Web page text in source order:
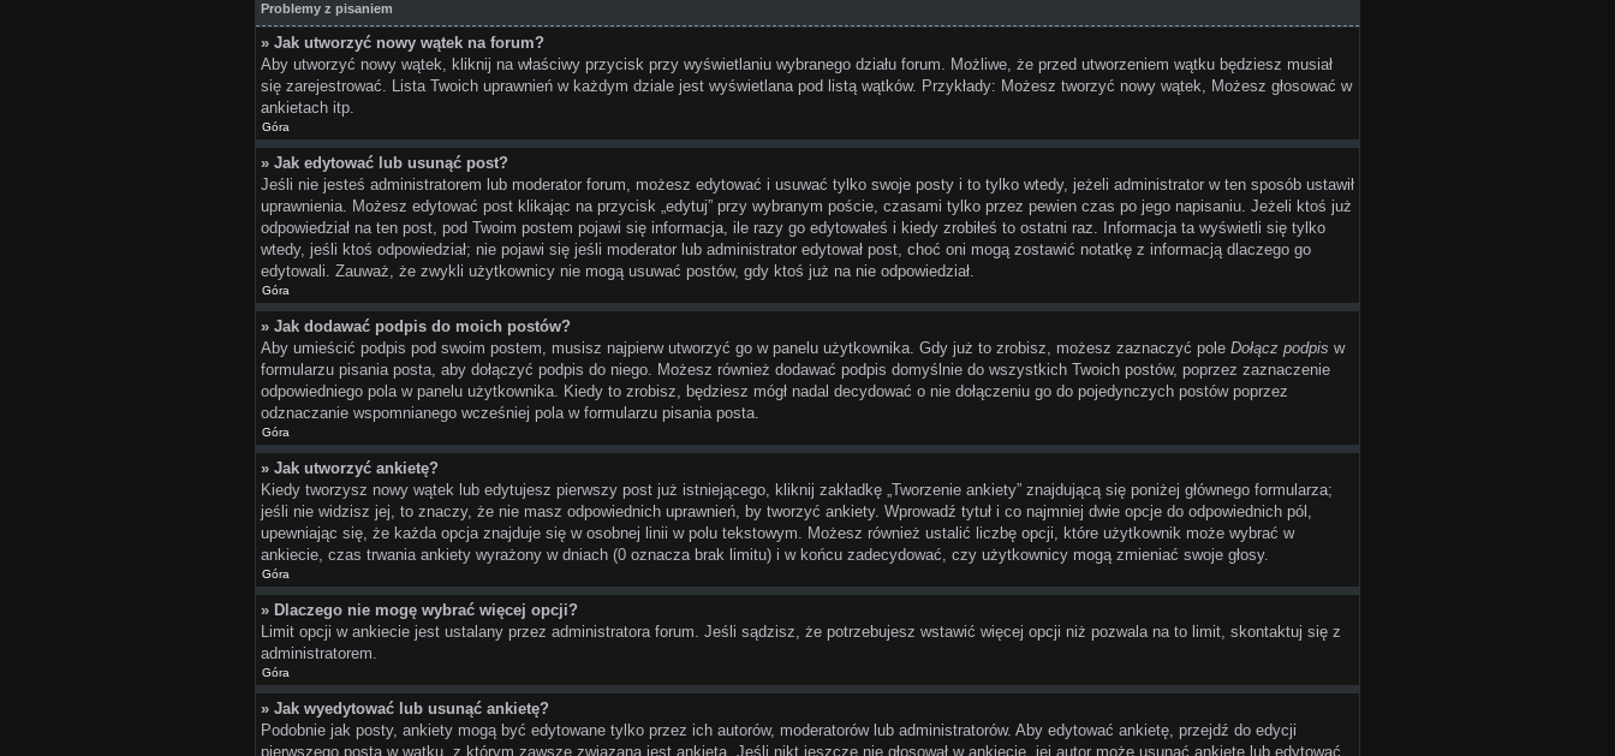
Problemy z pisaniem
» Jak utworzyć nowy wątek na forum?
Aby utworzyć nowy wątek, kliknij na właściwy przycisk przy wyświetlaniu wybranego działu forum. Możliwe, że przed utworzeniem wątku będziesz musiał
się zarejestrować. Lista Twoich uprawnień w każdym dziale jest wyświetlana pod listą wątków. Przykłady: Możesz tworzyć nowy wątek, Możesz głosować w
ankietach itp.
Góra
» Jak edytować lub usunąć post?
Jeśli nie jesteś administratorem lub moderator forum, możesz edytować i usuwać tylko swoje posty i to tylko wtedy, jeżeli administrator w ten sposób ustawił
uprawnienia. Możesz edytować post klikając na przycisk „edytuj” przy wybranym poście, czasami tylko przez pewien czas po jego napisaniu. Jeżeli ktoś już
odpowiedział na ten post, pod Twoim postem pojawi się informacja, ile razy go edytowałeś i kiedy zrobiłeś to ostatni raz. Informacja ta wyświetli się tylko
wtedy, jeśli ktoś odpowiedział; nie pojawi się jeśli moderator lub administrator edytował post, choć oni mogą zostawić notatkę z informacją dlaczego go
edytowali. Zauważ, że zwykli użytkownicy nie mogą usuwać postów, gdy ktoś już na nie odpowiedział.
Góra
» Jak dodawać podpis do moich postów?
Aby umieścić podpis pod swoim postem, musisz najpierw utworzyć go w panelu użytkownika. Gdy już to zrobisz, możesz zaznaczyć pole Dołącz podpis w
formularzu pisania posta, aby dołączyć podpis do niego. Możesz również dodawać podpis domyślnie do wszystkich Twoich postów, poprzez zaznaczenie
odpowiedniego pola w panelu użytkownika. Kiedy to zrobisz, będziesz mógł nadal decydować o nie dołączeniu go do pojedynczych postów poprzez
odznaczanie wspomnianego wcześniej pola w formularzu pisania posta.
Góra
» Jak utworzyć ankietę?
Kiedy tworzysz nowy wątek lub edytujesz pierwszy post już istniejącego, kliknij zakładkę „Tworzenie ankiety” znajdującą się poniżej głównego formularza;
jeśli nie widzisz jej, to znaczy, że nie masz odpowiednich uprawnień, by tworzyć ankiety. Wprowadź tytuł i co najmniej dwie opcje do odpowiednich pól,
upewniając się, że każda opcja znajduje się w osobnej linii w polu tekstowym. Możesz również ustalić liczbę opcji, które użytkownik może wybrać w
ankiecie, czas trwania ankiety wyrażony w dniach (0 oznacza brak limitu) i w końcu zadecydować, czy użytkownicy mogą zmieniać swoje głosy.
Góra
» Dlaczego nie mogę wybrać więcej opcji?
Limit opcji w ankiecie jest ustalany przez administratora forum. Jeśli sądzisz, że potrzebujesz wstawić więcej opcji niż pozwala na to limit, skontaktuj się z
administratorem.
Góra
» Jak wyedytować lub usunąć ankietę?
Podobnie jak posty, ankiety mogą być edytowane tylko przez ich autorów, moderatorów lub administratorów. Aby edytować ankietę, przejdź do edycji
pierwszego posta w wątku, z którym zawsze związana jest ankieta. Jeśli nikt jeszcze nie głosował w ankiecie, jej autor może usunąć ankietę lub edytować